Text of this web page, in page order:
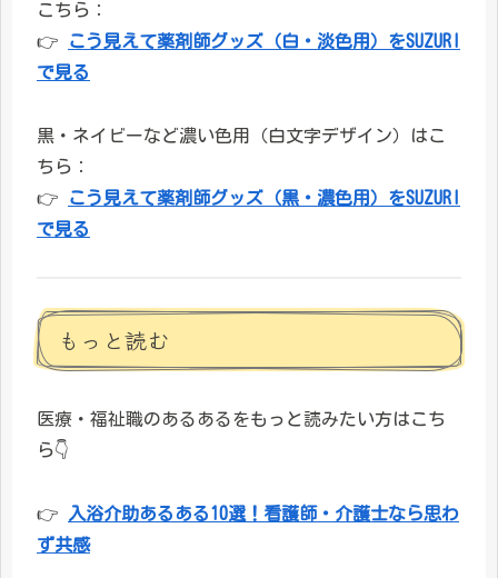
こちら：
👉
こう見えて薬剤師グッズ（白・淡色用）をSUZURI
で見る
黒・ネイビーなど濃い色用（白文字デザイン）はこ
ちら：
👉
こう見えて薬剤師グッズ（黒・濃色用）をSUZURI
で見る
もっと読む
医療・福祉職のあるあるをもっと読みたい方はこち
ら👇
👉
入浴介助あるある10選！看護師・介護士なら思わ
ず共感